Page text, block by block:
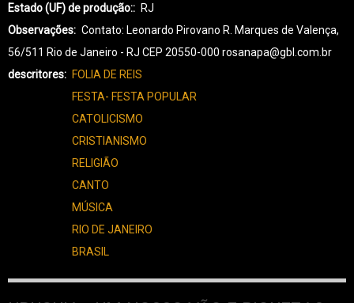
Estado (UF) de produção:
RJ
Observações
Contato: Leonardo Pirovano R. Marques de Valença,
56/511 Rio de Janeiro - RJ CEP 20550-000 rosanapa@gbl.com.br
descritores
FOLIA DE REIS
FESTA- FESTA POPULAR
CATOLICISMO
CRISTIANISMO
RELIGIÃO
CANTO
MÚSICA
RIO DE JANEIRO
BRASIL